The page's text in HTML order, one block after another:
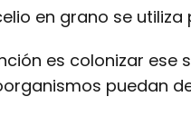
en grano se utiliza
es colonizar
puedan